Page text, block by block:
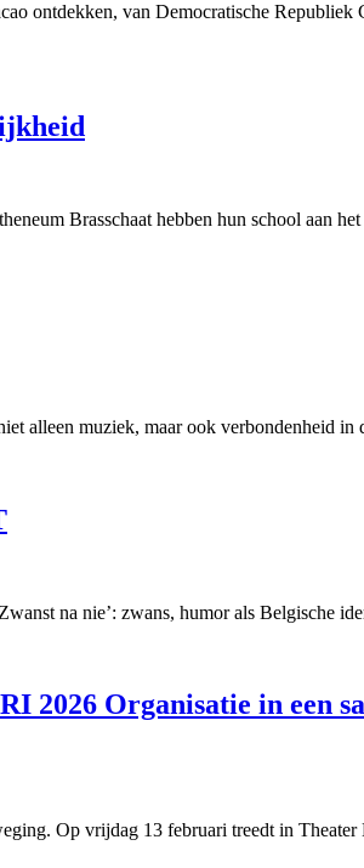
ontdekken, van Democratische
Brasschaat hebben hun school aan
alleen muziek, maar ook verbondenheid in
na nie’: zwans, humor als Belgische
Organisatie in een
Op vrijdag 13 februari treedt in